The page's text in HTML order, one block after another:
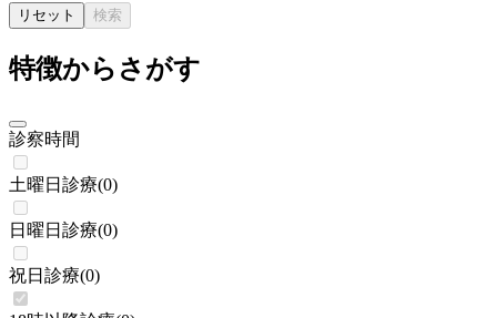
リセット 検索
特徴からさがす
診察時間
土曜日診療(0)
日曜日診療(0)
祝日診療(0)